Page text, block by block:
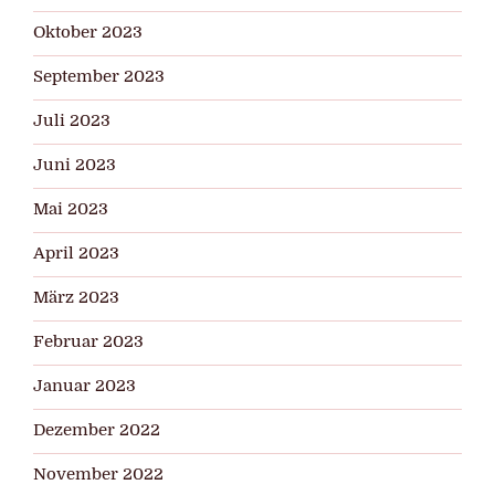
Oktober 2023
September 2023
Juli 2023
Juni 2023
Mai 2023
April 2023
März 2023
Februar 2023
Januar 2023
Dezember 2022
November 2022